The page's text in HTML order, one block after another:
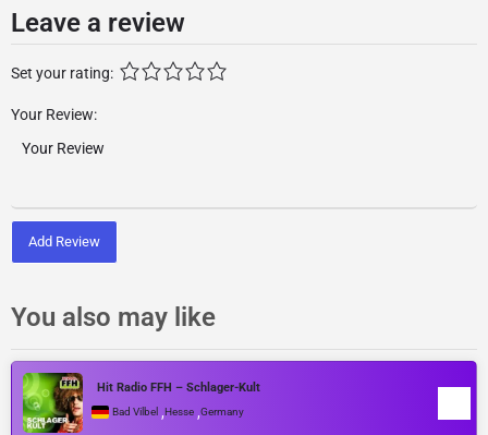
Leave a review
Set your rating:
Your Review:
Add Review
You also may like
Hit Radio FFH – Schlager-Kult
Bad Vilbel ,Hesse ,Germany